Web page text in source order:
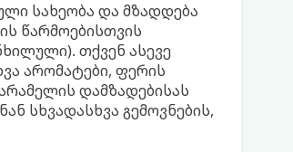
სახეობა და მზადდება
წარმოებისთვის
თქვენ ასევე
არომატები, ფერის
დამზადებისას
სხვადასხვა გემოვნების,